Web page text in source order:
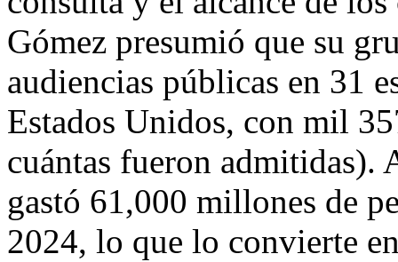
Gómez presumió que su
audiencias públicas en 31
Estados Unidos, con mil
cuántas fueron admitidas).
gastó 61,000 millones de
2024, lo que lo convierte